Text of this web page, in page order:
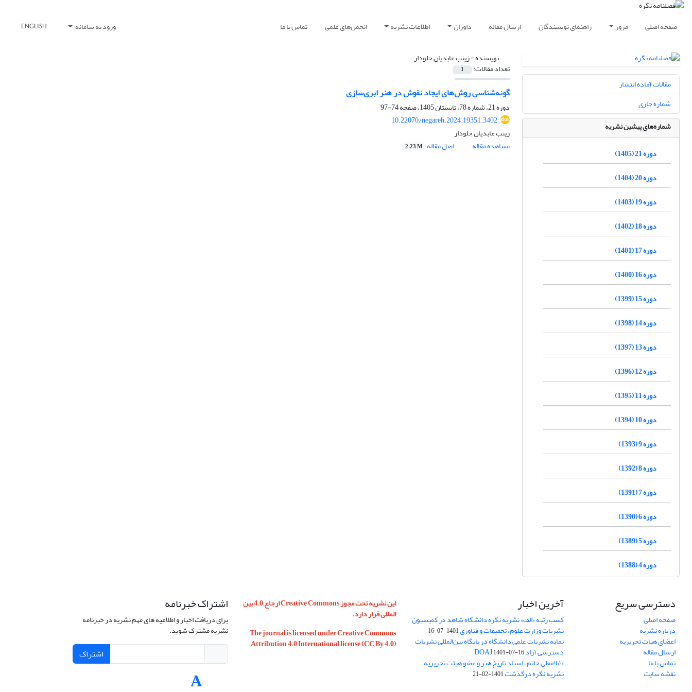
صفحه اصلی مرور راهنمای نویسندگان ارسال مقاله داوران اطلاعات نشریه انجمن‌های علمی تماس با ما ورود به سامانه ENGLISH
نویسنده =زینب عابدیان جلودار
تعداد مقالات: 1
گونه‌شناسی روش‌های ایجاد نقوش در هنر ابری‌سازی
دوره 21، شماره 78، تابستان 1405، صفحه
74-97
10.22070/negareh.2024.19351.3402
زینب عابدیان جلودار
مشاهده مقاله
اصل مقاله 2.23 M
مقالات آماده انتشار
شماره جاری
شماره‌های پیشین نشریه
دوره 21 (1405)
دوره 20 (1404)
دوره 19 (1403)
دوره 18 (1402)
دوره 17 (1401)
دوره 16 (1400)
دوره 15 (1399)
دوره 14 (1398)
دوره 13 (1397)
دوره 12 (1396)
دوره 11 (1395)
دوره 10 (1394)
دوره 9 (1393)
دوره 8 (1392)
دوره 7 (1391)
دوره 6 (1390)
دوره 5 (1389)
دوره 4 (1388)
دسترسی سریع
صفحه اصلی
درباره نشریه
اعضای هیات تحریریه
ارسال مقاله
تماس با ما
نقشه سایت
آخرین اخبار
کسب رتبه «الف» نشریه نگره دانشگاه شاهد در کمیسیون
نشریات وزارت علوم، تحقیقات و فناوری1401-07-16
نمایه نشریات علمی دانشگاه در پایگاه بین‌المللی نشریات
دسترسی آزاد DOAJ1401-07-16
«غلامعلی حاتم» استاد تاریخ هنر و عضو هیئت تحریریه
نشریه نگره درگذشت1401-02-21
این نشریه تحت مجوز Creative Commons ارجاع 4.0 بین
المللی قرار دارد.
The journal is licensed under Creative Commons
Attribution 4.0 International license (CC By 4.0).
اشتراک خبرنامه
برای دریافت اخبار و اطلاعیه های مهم نشریه در خبرنامه
نشریه مشترک شوید.
اشتراک